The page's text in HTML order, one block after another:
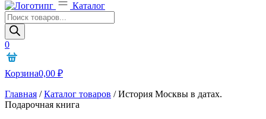
Каталог
Поиск
товаров
0
Корзина0,00 ₽
Главная /Каталог товаров /История Москвы в датах.
Подарочная книга